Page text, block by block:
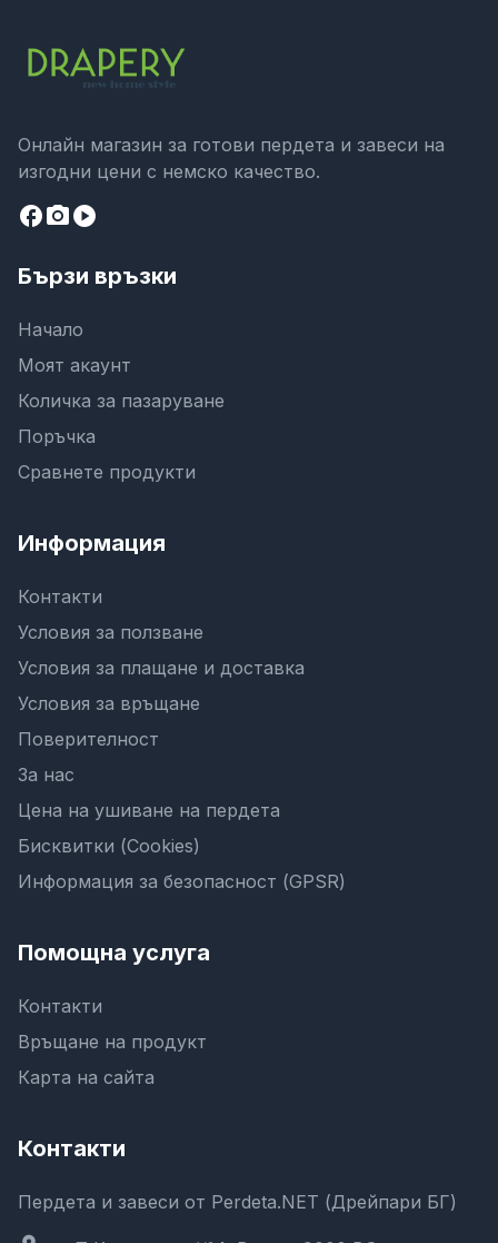
Онлайн магазин за готови пердета и завеси на
изгодни цени с немско качество.
facebookcamera_altplay_circle
Бързи връзки
Начало
Моят акаунт
Количка за пазаруване
Поръчка
Сравнете продукти
Информация
Контакти
Условия за ползване
Условия за плащане и доставка
Условия за връщане
Поверителност
За нас
Цена на ушиване на пердета
Бисквитки (Cookies)
Информация за безопасност (GPSR)
Помощна услуга
Контакти
Връщане на продукт
Карта на сайта
Контакти
Пердета и завеси от Perdeta.NET (Дрейпари БГ)